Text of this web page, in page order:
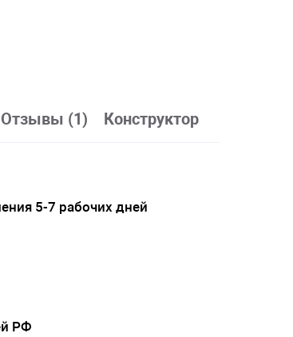
Отзывы (1) Конструктор
5-7 рабочих дней
РФ